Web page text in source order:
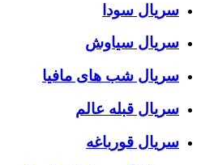
سریال سودا
سریال سیاوش
سریال شب های مافیا
سریال قبله عالم
سریال قورباغه